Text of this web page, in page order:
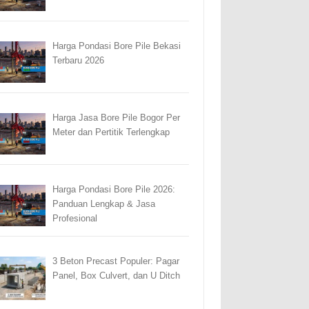
Harga Pondasi Bore Pile Bekasi
Terbaru 2026
Harga Jasa Bore Pile Bogor Per
Meter dan Pertitik Terlengkap
Harga Pondasi Bore Pile 2026:
Panduan Lengkap & Jasa
Profesional
3 Beton Precast Populer: Pagar
Panel, Box Culvert, dan U Ditch